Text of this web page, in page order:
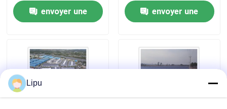
envoyer une
de panneau de bâti
solaire envoyer une
Lipu